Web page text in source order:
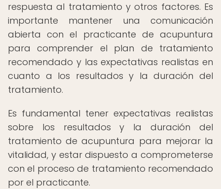
respuesta al tratamiento y otros factores. Es
importante mantener una comunicación
abierta con el practicante de acupuntura
para comprender el plan de tratamiento
recomendado y las expectativas realistas en
cuanto a los resultados y la duración del
tratamiento.
Es fundamental tener expectativas realistas
sobre los resultados y la duración del
tratamiento de acupuntura para mejorar la
vitalidad, y estar dispuesto a comprometerse
con el proceso de tratamiento recomendado
por el practicante.